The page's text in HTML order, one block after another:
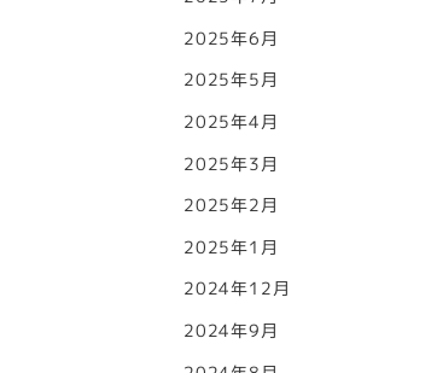
2025年6月
2025年5月
2025年4月
2025年3月
2025年2月
2025年1月
2024年12月
2024年9月